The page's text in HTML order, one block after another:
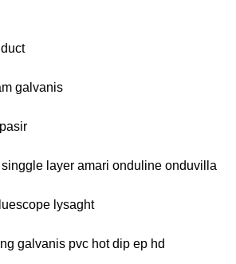
galvanis
layer amari onduline onduvilla
lysaght
galvanis pvc hot dip ep hd